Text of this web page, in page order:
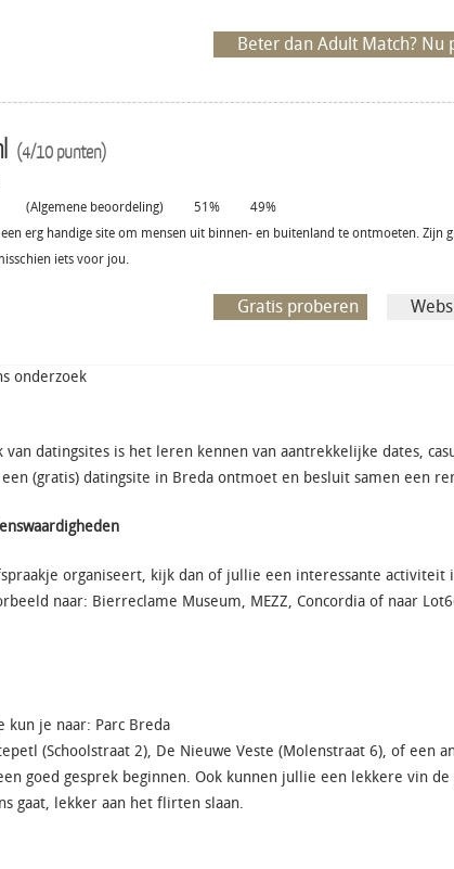
Beter dan Adult Match? Nu
(4/10 punten)
(Algemene beoordeling) 51%
49%
een erg handige site om mensen uit binnen- en buitenland te ontmoeten. Zijn
iets voor jou.
Gratis proberen
onderzoek
datingsites is het leren kennen van aantrekkelijke dates,
(gratis) datingsite in Breda ontmoet en besluit samen een
organiseert, kijk dan of jullie een interessante
naar: Bierreclame Museum, MEZZ, Concordia of naar
je naar: Parc Breda
(Schoolstraat 2), De Nieuwe Veste (Molenstraat 6), of
goed gesprek beginnen. Ook kunnen jullie een lekkere vin
gaat, lekker aan het flirten slaan.